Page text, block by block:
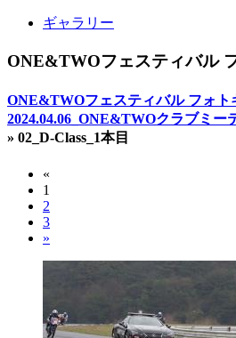
ギャラリー
ONE&TWOフェスティバル
ONE&TWOフェスティバル フォト
2024.04.06_ONE&TWOクラブミー
» 02_D-Class_1本目
«
1
2
3
»